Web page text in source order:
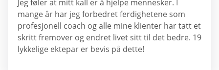
Jeg føler at mitt kall er å hjelpe mennesker. I
mange år har jeg forbedret ferdighetene som
profesjonell coach og alle mine klienter har tatt et
skritt fremover og endret livet sitt til det bedre. 19
lykkelige ektepar er bevis på dette!